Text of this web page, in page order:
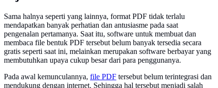
Sama halnya seperti yang lainnya, format PDF tidak terlalu
mendapatkan banyak perhatian dan antusiasme pada saat
pengenalan pertamanya. Saat itu, software untuk membuat dan
membaca file bentuk PDF tersebut belum banyak tersedia secara
gratis seperti saat ini, melainkan merupakan software berbayar yang
membutuhkan upaya cukup besar dari para penggunanya.
Pada awal kemunculannya, file PDF tersebut belum terintegrasi dan
mendukung dengan internet. Sehingga hal tersebut menjadi salah